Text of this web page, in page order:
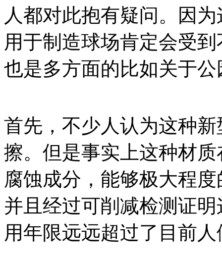
人都对此抱有疑问。因
用于制造球场肯定会受
也是多方面的比如关于
首先，不少人认为这种
擦。但是事实上这种材
腐蚀成分，能够极大程
并且经过可削减检测证
用年限远远超过了目前